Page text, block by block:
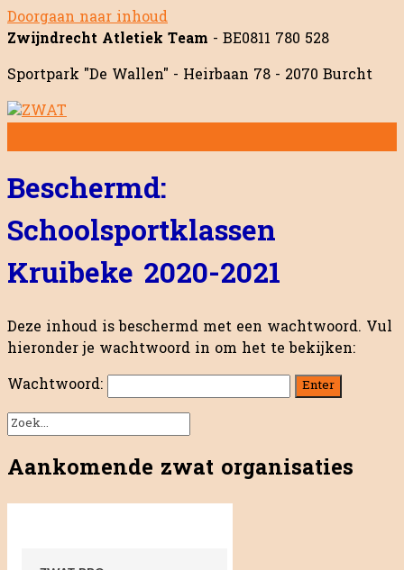
Doorgaan naar inhoud
Zwijndrecht Atletiek Team - BE0811 780 528
Sportpark "De Wallen" - Heirbaan 78 - 2070 Burcht
Beschermd:
Schoolsportklassen
Kruibeke 2020-2021
Deze inhoud is beschermd met een wachtwoord. Vul
hieronder je wachtwoord in om het te bekijken:
Wachtwoord:
Aankomende zwat organisaties